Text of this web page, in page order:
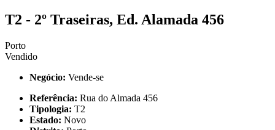
T2 - 2º Traseiras, Ed. Alamada 456
Porto
Vendido
Negócio: Vende-se
Referência: Rua do Almada 456
Tipologia: T2
Estado: Novo